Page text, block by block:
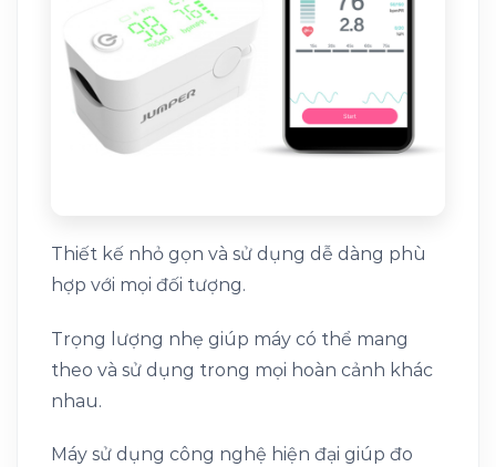
Thiết kế nhỏ gọn và sử dụng dễ dàng phù
hợp với mọi đối tượng.
Trọng lượng nhẹ giúp máy có thể mang
theo và sử dụng trong mọi hoàn cảnh khác
nhau.
Máy sử dụng công nghệ hiện đại giúp đo